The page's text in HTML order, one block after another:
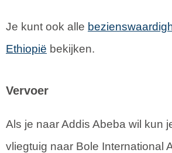
Je kunt ook alle
Ethiopië bekijken.
Vervoer
Als je naar Addis Abeba wil kun
vliegtuig naar Bole International